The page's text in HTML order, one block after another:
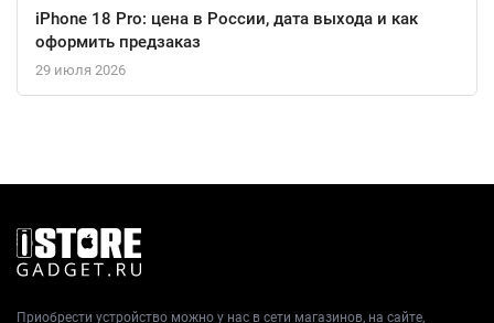
iPhone 18 Pro: цена в России, дата выхода и как
оформить предзаказ
29 июля 2026
Приобрести устройство можно у нас в сети магазинов, на сайте,